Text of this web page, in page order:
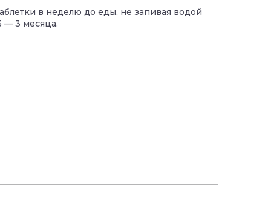
в неделю до еды, не запивая водой
— 3 месяца.